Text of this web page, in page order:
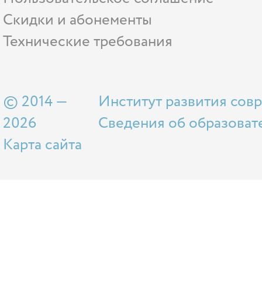
Скидки и абонементы
Технические требования
© 2014 —
2026
Карта сайта
Институт развития
Сведения об